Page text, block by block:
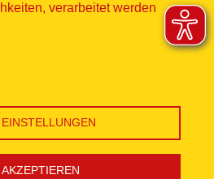
verarbeitet werden